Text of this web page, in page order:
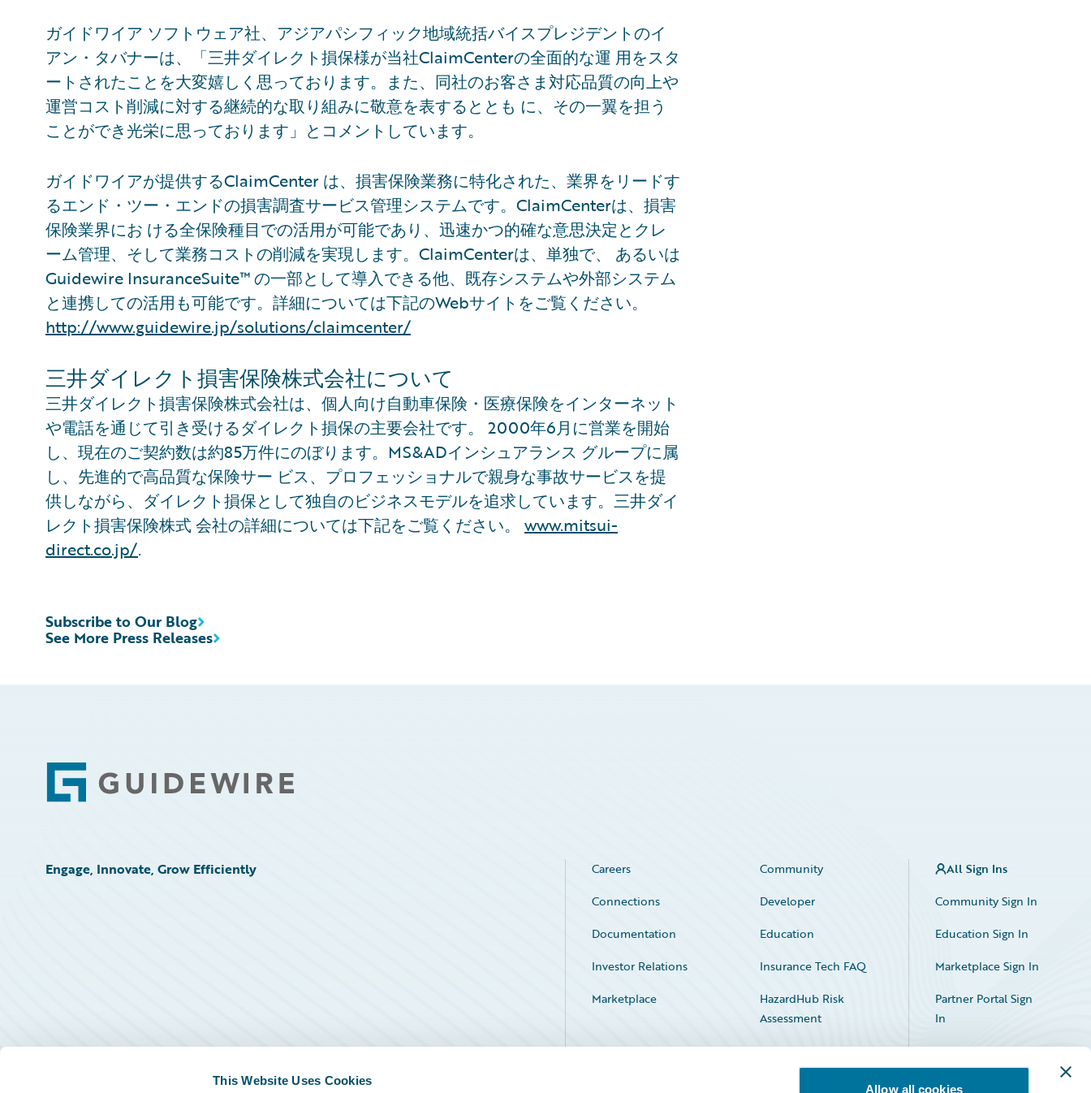
This Website Uses Cookies
Allow all cookies
ガイドワイア ソフトウェア社、アジアパシフィック地域統括バイスプレジデントのイ
アン・タバナーは、「三井ダイレクト損保様が当社ClaimCenterの全面的な運 用をスタ
ートされたことを大変嬉しく思っております。また、同社のお客さま対応品質の向上や
運営コスト削減に対する継続的な取り組みに敬意を表するととも に、その一翼を担う
ことができ光栄に思っております」とコメントしています。
ガイドワイアが提供するClaimCenter は、損害保険業務に特化された、業界をリードす
るエンド・ツー・エンドの損害調査サービス管理システムです。ClaimCenterは、損害
保険業界にお ける全保険種目での活用が可能であり、迅速かつ的確な意思決定とクレ
ーム管理、そして業務コストの削減を実現します。ClaimCenterは、単独で、 あるいは
Guidewire InsuranceSuite™ の一部として導入できる他、既存システムや外部システム
と連携しての活用も可能です。詳細については下記のWebサイトをご覧ください。
http://www.guidewire.jp/solutions/claimcenter/
三井ダイレクト損害保険株式会社について
三井ダイレクト損害保険株式会社は、個人向け自動車保険・医療保険をインターネット
や電話を通じて引き受けるダイレクト損保の主要会社です。 2000年6月に営業を開始
し、現在のご契約数は約85万件にのぼります。MS&ADインシュアランス グループに属
し、先進的で高品質な保険サー ビス、プロフェッショナルで親身な事故サービスを提
供しながら、ダイレクト損保として独自のビジネスモデルを追求しています。三井ダイ
レクト損害保険株式 会社の詳細については下記をご覧ください。 www.mitsui-
direct.co.jp/.
See More Press Releases
Subscribe to Our Blog
Footer
Engage, Innovate, Grow Efficiently Careers
Community
Connections
Developer
Documentation
Education
Investor Relations
Insurance Tech FAQ
Marketplace
HazardHub Risk
Assessment
Service Status
All Sign Ins
Community Sign In
Education Sign In
Marketplace Sign In
Partner Portal Sign
In